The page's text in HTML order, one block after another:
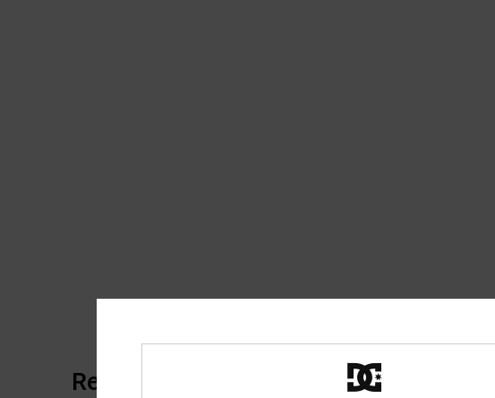
Reviews van klanten